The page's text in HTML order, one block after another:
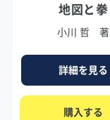
地図と拳
小川 哲 著
詳細を見る
購入する